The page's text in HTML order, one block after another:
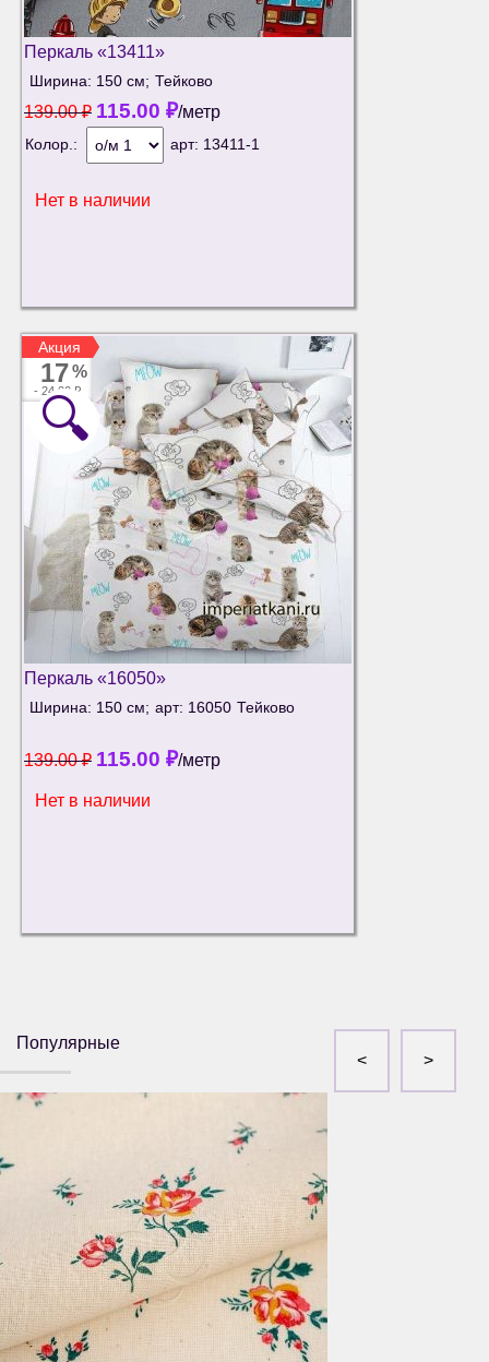
Перкаль «13411»
Ширина: 150 см; Тейково
139.00₽ 115.00 ₽/метр
Колор.: арт: 13411-1
Нет в наличии
Акция
17%
- 24.00 ₽
Акция
🔍
Перкаль «16050»
Ширина: 150 см; арт: 16050 Тейково
139.00₽ 115.00 ₽/метр
Нет в наличии
Популярные